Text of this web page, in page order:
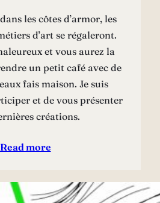
les côtes d’armor, les
d’art se régaleront.
et vous aurez la
un petit café avec de
fais maison. Je suis
et de vous présenter
créations.
Read more